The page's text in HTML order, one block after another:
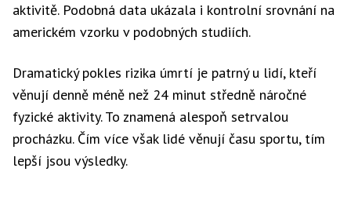
aktivitě. Podobná data ukázala i kontrolní srovnání na
americkém vzorku v podobných studiích.
Dramatický pokles rizika úmrtí je patrný u lidí, kteří
věnují denně méně než 24 minut středně náročné
fyzické aktivity. To znamená alespoň setrvalou
procházku. Čím více však lidé věnují času sportu, tím
lepší jsou výsledky.